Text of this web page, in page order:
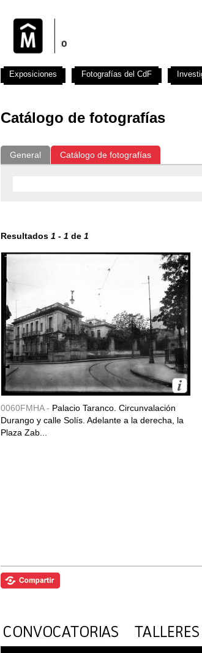
Catálogo de fotografías
General Catálogo de fotografías
Resultados 1 - 1 de 1
0060FMHA - Palacio Taranco. Circunvalación
Durango y calle Solís. Adelante a la derecha, la
Plaza Zab...
Exposiciones Fotografías del CdF